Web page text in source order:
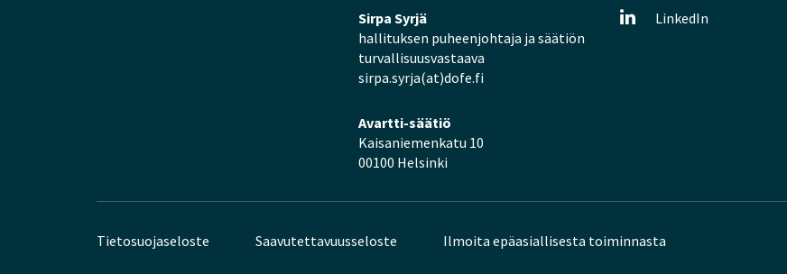
Sirpa Syrjä
hallituksen puheenjohtaja ja säätiön
turvallisuusvastaava
sirpa.syrja(at)dofe.fi
Avartti-säätiö
Kaisaniemenkatu 10
00100 Helsinki
LinkedIn
Tietosuojaseloste Saavutettavuusseloste Ilmoita epäasiallisesta toiminnasta